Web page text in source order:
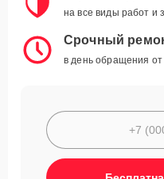
на все виды работ и
Срочный
в день обращения